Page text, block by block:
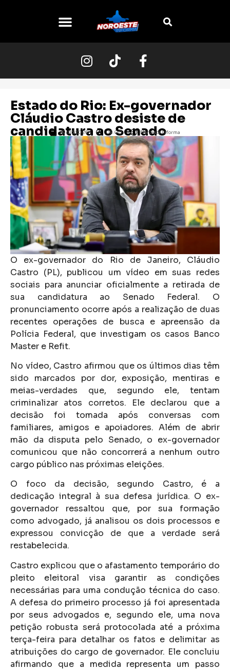
Estado do Rio: Ex-governador
Cláudio Castro desiste de
candidatura ao Senado
29/05/2026 08:00 Noroeste Informa
O ex-governador do Rio de Janeiro, Cláudio
Castro (PL), publicou um vídeo em suas redes
sociais para anunciar oficialmente a retirada de
sua candidatura ao Senado Federal. O
pronunciamento ocorre após a realização de duas
recentes operações de busca e apreensão da
Polícia Federal, que investigam os casos Banco
Master e Refit.
No vídeo, Castro afirmou que os últimos dias têm
sido marcados por dor, exposição, mentiras e
meias-verdades que, segundo ele, tentam
criminalizar atos corretos. Ele declarou que a
decisão foi tomada após conversas com
familiares, amigos e apoiadores. Além de abrir
mão da disputa pelo Senado, o ex-governador
comunicou que não concorrerá a nenhum outro
cargo público nas próximas eleições.
O foco da decisão, segundo Castro, é a
dedicação integral à sua defesa jurídica. O ex-
governador ressaltou que, por sua formação
como advogado, já analisou os dois processos e
expressou convicção de que a verdade será
restabelecida.
Castro explicou que o afastamento temporário do
pleito eleitoral visa garantir as condições
necessárias para uma condução técnica do caso.
A defesa do primeiro processo já foi apresentada
por seus advogados e, segundo ele, uma nova
petição robusta será protocolada até a próxima
terça-feira para detalhar os fatos e delimitar as
atribuições do cargo de governador. Ele concluiu
afirmando que a medida representa um passo